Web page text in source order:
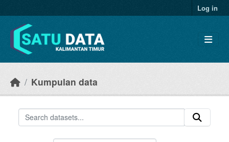
Log in
Kumpulan data